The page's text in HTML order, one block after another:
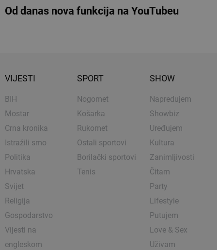
Od danas nova funkcija na YouTubeu
VIJESTI
BIH
Mostar
Crna kronika
Istražili smo
Politika
Hrvatska
Svijet
Religija
Gospodarstvo
Vijesti na
engleskom
SPORT
Nogomet
Košarka
Rukomet
Ostali sportovi
Borilački sportovi
Tenis
SHOW
Napredujem
Showbiz
Uređujem
Kultura
Zanimljivosti
Čitam
Party
Lifestyle
Putujem
Love & Sex
Uživam